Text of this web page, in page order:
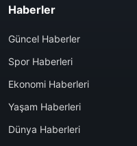
Haberler
Güncel Haberler
Spor Haberleri
Ekonomi Haberleri
Yaşam Haberleri
Dünya Haberleri